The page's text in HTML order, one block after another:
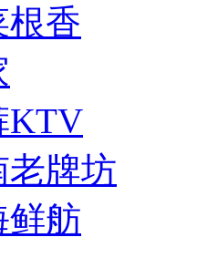
根香
KTV
牌坊
鲜舫